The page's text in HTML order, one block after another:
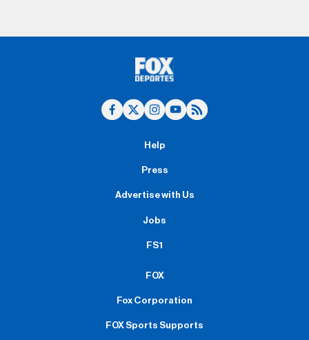
Help
Press
Advertise with Us
Jobs
FS1
FOX
Fox Corporation
FOX Sports Supports